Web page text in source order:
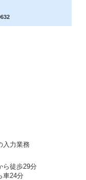
入力業務
ら徒歩29分
車24分